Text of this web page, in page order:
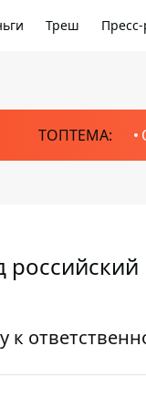
Треш
ТОПТЕМА: